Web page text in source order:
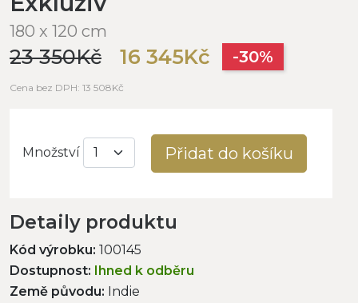
180 x 120 cm
23 350Kč 16 345Kč -30%
Cena bez DPH: 13 508Kč
Množství Přidat do košíku
Detaily produktu
Kód výrobku: 100145
Dostupnost: Ihned k odběru
Země původu: Indie